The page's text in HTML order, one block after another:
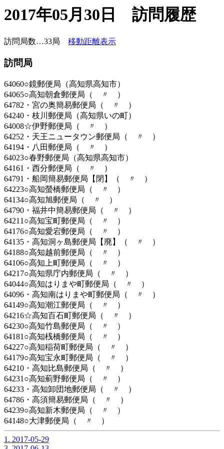
2017年05月30日 訪問履歴
訪問局数…33局 移動距離表示
訪問局
64060○鏡郵便局（高知県高知市）
64065○高知朝倉郵便局（ 〃 ）
64782・宮の奥簡易郵便局（ 〃 ）
64240・枝川郵便局（高知県いの町）
64008☆伊野郵便局（ 〃 ）
64252・天王ニュータウン郵便局（ 〃 ）
64194・八田郵便局（ 〃 ）
64023○春野郵便局（高知県高知市）
64161・西分郵便局（ 〃 ）
64791・船岡簡易郵便局【閉】（ 〃 ）
64223○高知螢橋郵便局（ 〃 ）
64134○高知旭郵便局（ 〃 ）
64790・福井中簡易郵便局（ 〃 ）
64211○高知宝町郵便局（ 〃 ）
64176○高知愛宕郵便局（ 〃 ）
64135・高知洞ヶ島郵便局【廃】（ 〃 ）
64188○高知越前郵便局（ 〃 ）
64106○高知上町郵便局（ 〃 ）
64217○高知県庁内郵便局（ 〃 ）
64044○高知はりまや町郵便局（ 〃 ）
64096・高知南はりまや町郵便局（ 〃 ）
64149○高知潮江郵便局（ 〃 ）
64216☆高知百石町郵便局（ 〃 ）
64230○高知竹島郵便局（ 〃 ）
64181○高知桟橋郵便局（ 〃 ）
64227○高知稲荷町郵便局（ 〃 ）
64179○高知宝永町郵便局（ 〃 ）
64210・高知比島郵便局（ 〃 ）
64231○高知薊野郵便局（ 〃 ）
64233・高知卸団地郵便局（ 〃 ）
64786・高須簡易郵便局（ 〃 ）
64239○高知新木郵便局（ 〃 ）
64148○大津郵便局（ 〃 ）
1. 2017-05-29